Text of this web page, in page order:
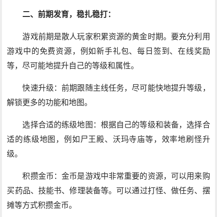
二、前期发育，稳扎稳打：
游戏前期是散人玩家积累资源的黄金时期。要充分利用
游戏中的免费资源，例如新手礼包、每日签到、在线奖励
等，尽可能地提升自己的等级和属性。
快速升级：前期跟随主线任务，尽可能快地提升等级，
解锁更多的功能和地图。
选择合适的练级地图：根据自己的等级和装备，选择合
适的练级地图，例如尸王殿、沃玛寺庙等，效率地刷怪升
级。
积攒金币：金币是游戏中非常重要的资源，可以用来购
买药品、技能书、修理装备等。可以通过打怪、做任务、摆
摊等方式积攒金币。